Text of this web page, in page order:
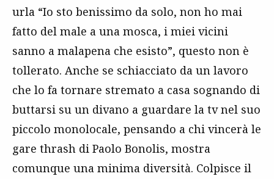
urla “Io sto benissimo da solo, non ho mai
fatto del male a una mosca, i miei vicini
sanno a malapena che esisto”, questo non è
tollerato. Anche se schiacciato da un lavoro
che lo fa tornare stremato a casa sognando di
buttarsi su un divano a guardare la tv nel suo
piccolo monolocale, pensando a chi vincerà le
gare thrash di Paolo Bonolis, mostra
comunque una minima diversità. Colpisce il